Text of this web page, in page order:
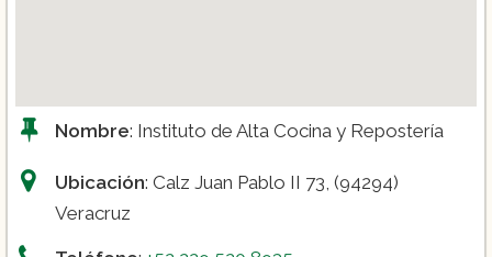
Nombre: Instituto de Alta Cocina y Repostería
Ubicación: Calz Juan Pablo II 73, (94294)
Veracruz